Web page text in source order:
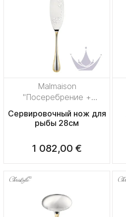
Malmaison
"Посеребрение +
узорная позолота"
Сервировочный нож для
рыбы 28см
1 082,00 €